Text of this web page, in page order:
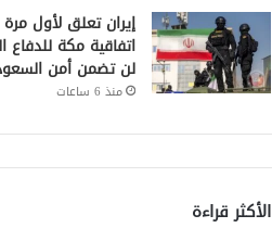
إيران تعلق لأول
اتفاقية مكة للدفاع
لن تضمن أمن
منذ 6 ساعات
الأكثر قراءة